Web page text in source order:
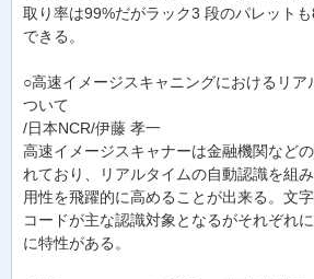
取り率は99%だがラック3 段のパレット
できる。
○高速イメージスキャニングにおけるリア
ついて
/日本NCR/伊藤 孝一
高速イメージスキャナーは金融機関など
れており、リアルタイムの自動認識を組
用性を飛躍的に高めることが出来る。文
コードが主な認識対象となるがそれぞれ
に特性がある。